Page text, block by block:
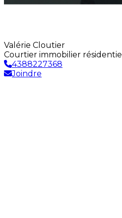
Valérie Cloutier
Courtier immobilier résidentiel
4388227368
Joindre